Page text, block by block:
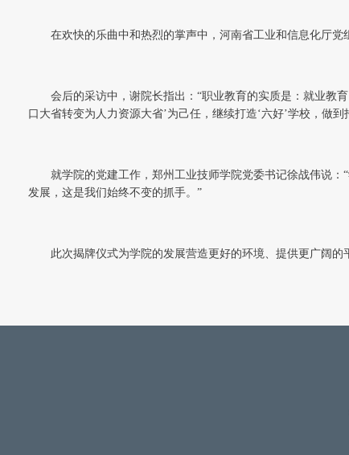
在欢快的乐曲中和热烈的掌声中，河南省工业和信息化厅
会后的采访中，谢院长指出：“职业教育的实质是：就业教
口大省转变为人力资源大省’为己任，继续打造‘六好’学校，做
就学院的党建工作，郑州工业技师学院党委书记徐战伟说
发展，这是我们始终不变的抓手。”
此次揭牌仪式为学院的发展营造更好的环境、提供更广阔